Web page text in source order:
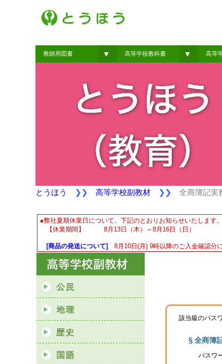
教師用図書 ▼ 高等学校教科書 ▼ 高等
とうほう ❯❯ 高等学校副教材 ❯❯ 全商簿記実
●弊社夏期休業日について、下記のとおりお知らせいたします。
【休業期間】 8月13日（木）～8月16日（日）
[商品の発送について] 8月10日(月) 9時以降のご入金確認分
該当級のパス
§ 全商簿
パスワ